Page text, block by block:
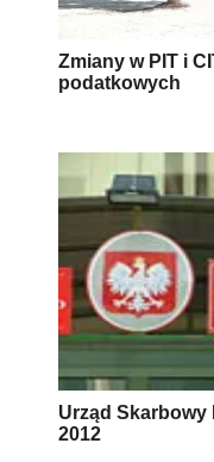
Zmiany w PIT i
podatkowych
Urząd
2012